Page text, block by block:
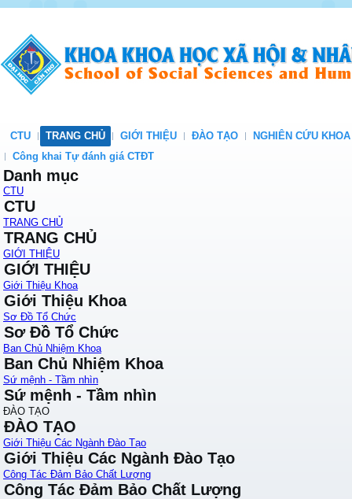
CTU TRANG CHỦ GIỚI THIỆU ĐÀO TẠO
NGHIÊN CỨU
Công khai Tự đánh giá CTĐT
Danh mục
CTU
CTU
TRANG CHỦ
TRANG CHỦ
GIỚI THIỆU
GIỚI THIỆU
Giới Thiệu Khoa
Giới Thiệu Khoa
Sơ Đồ Tổ Chức
Sơ Đồ Tổ Chức
Ban Chủ Nhiệm Khoa
Ban Chủ Nhiệm Khoa
Sứ mệnh - Tầm nhìn
Sứ mệnh - Tầm nhìn
ĐÀO TẠO
ĐÀO TẠO
Giới Thiệu Các Ngành Đào Tạo
Giới Thiệu Các Ngành Đào Tạo
Công Tác Đảm Bảo Chất Lượng
Công Tác Đảm Bảo Chất Lượng